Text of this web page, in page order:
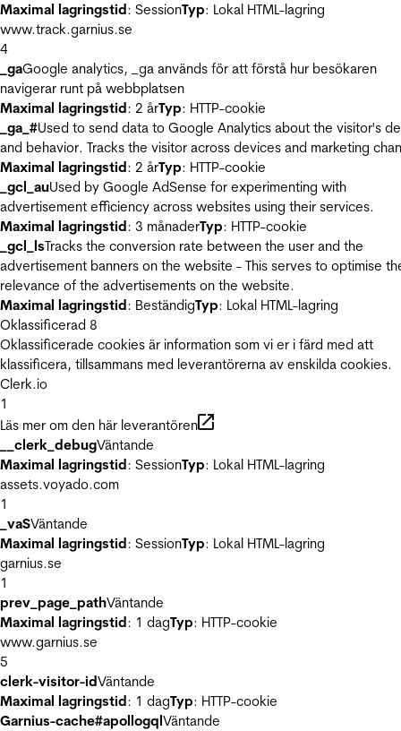
Maximal lagringstid: SessionTyp: Lokal HTML-lagring
www.track.garnius.se
4
_gaGoogle analytics, _ga används för att förstå hur besökaren
navigerar runt på webbplatsen
Maximal lagringstid: 2 årTyp: HTTP-cookie
_ga_#Used to send data to Google Analytics about the visitor's
and behavior. Tracks the visitor across devices and marketing
Maximal lagringstid: 2 årTyp: HTTP-cookie
_gcl_auUsed by Google AdSense for experimenting with
advertisement efficiency across websites using their services.
Maximal lagringstid: 3 månaderTyp: HTTP-cookie
_gcl_lsTracks the conversion rate between the user and the
advertisement banners on the website - This serves to optimise
relevance of the advertisements on the website.
Maximal lagringstid: BeständigTyp: Lokal HTML-lagring
Oklassificerad 8
Oklassificerade cookies är information som vi er i färd med att
klassificera, tillsammans med leverantörerna av enskilda cookies.
Clerk.io
1
Läs mer om den här leverantören
__clerk_debugVäntande
Maximal lagringstid: SessionTyp: Lokal HTML-lagring
assets.voyado.com
1
_vaSVäntande
Maximal lagringstid: SessionTyp: Lokal HTML-lagring
garnius.se
1
prev_page_pathVäntande
Maximal lagringstid: 1 dagTyp: HTTP-cookie
www.garnius.se
5
clerk-visitor-idVäntande
Maximal lagringstid: 1 dagTyp: HTTP-cookie
Garnius-cache#apollogqlVäntande